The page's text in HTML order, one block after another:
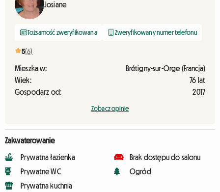
Josiane
Tożsamość zweryfikowana Zweryfikowany numer telefonu
5(6)
Mieszka w:
Brétigny-sur-Orge (Francja)
Wiek:
76 lat
Gospodarz od:
2017
Zobacz opinie
Zakwaterowanie
Prywatna łazienka
Prywatne WC
Prywatna kuchnia
Brak dostępu do salonu
Ogród